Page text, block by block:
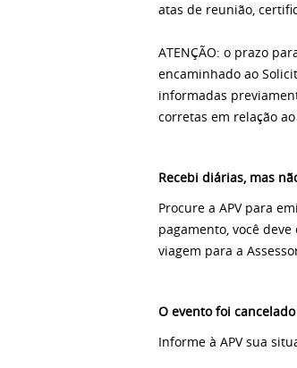
atas de reunião,
ATENÇÃO: o prazo
encaminhado ao
informadas
corretas em relação ao
Recebi diárias, mas
Procure a APV para
pagamento, você
viagem para a
O evento foi
Informe à APV sua